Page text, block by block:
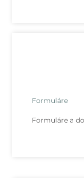
Formuláre
Formuláre a